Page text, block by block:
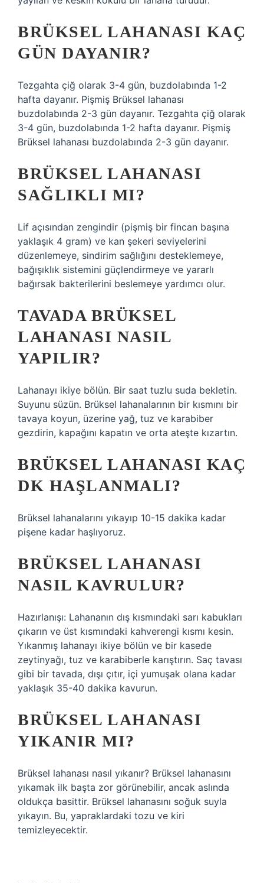
BRÜKSEL LAHANASI KAÇ
GÜN DAYANIR?
Tezgahta çiğ olarak 3-4 gün, buzdolabında 1-2
hafta dayanır. Pişmiş Brüksel lahanası
buzdolabında 2-3 gün dayanır. Tezgahta çiğ olarak
3-4 gün, buzdolabında 1-2 hafta dayanır. Pişmiş
Brüksel lahanası buzdolabında 2-3 gün dayanır.
BRÜKSEL LAHANASI
SAĞLIKLI MI?
Lif açısından zengindir (pişmiş bir fincan başına
yaklaşık 4 gram) ve kan şekeri seviyelerini
düzenlemeye, sindirim sağlığını desteklemeye,
bağışıklık sistemini güçlendirmeye ve yararlı
bağırsak bakterilerini beslemeye yardımcı olur.
TAVADA BRÜKSEL
LAHANASI NASIL
YAPILIR?
Lahanayı ikiye bölün. Bir saat tuzlu suda bekletin.
Suyunu süzün. Brüksel lahanalarının bir kısmını bir
tavaya koyun, üzerine yağ, tuz ve karabiber
gezdirin, kapağını kapatın ve orta ateşte kızartın.
BRÜKSEL LAHANASI KAÇ
DK HAŞLANMALI?
Brüksel lahanalarını yıkayıp 10-15 dakika kadar
pişene kadar haşlıyoruz.
BRÜKSEL LAHANASI
NASIL KAVRULUR?
Hazırlanışı: Lahananın dış kısmındaki sarı kabukları
çıkarın ve üst kısmındaki kahverengi kısmı kesin.
Yıkanmış lahanayı ikiye bölün ve bir kasede
zeytinyağı, tuz ve karabiberle karıştırın. Saç tavası
gibi bir tavada, dışı çıtır, içi yumuşak olana kadar
yaklaşık 35-40 dakika kavurun.
BRÜKSEL LAHANASI
YIKANIR MI?
Brüksel lahanası nasıl yıkanır? Brüksel lahanasını
yıkamak ilk başta zor görünebilir, ancak aslında
oldukça basittir. Brüksel lahanasını soğuk suyla
yıkayın. Bu, yapraklardaki tozu ve kiri
temizleyecektir.